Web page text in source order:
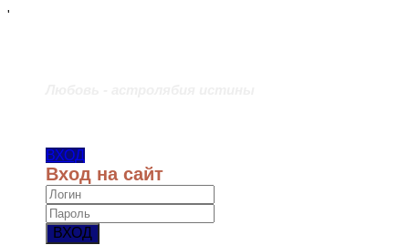
'
ВХОД
Вход на сайт
ВХОД